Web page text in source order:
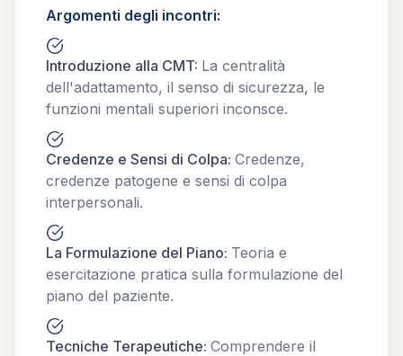
Argomenti degli incontri:
Introduzione alla CMT: La centralità
dell'adattamento, il senso di sicurezza, le
funzioni mentali superiori inconsce.
Credenze e Sensi di Colpa: Credenze,
credenze patogene e sensi di colpa
interpersonali.
La Formulazione del Piano: Teoria e
esercitazione pratica sulla formulazione del
piano del paziente.
Tecniche Terapeutiche: Comprendere il